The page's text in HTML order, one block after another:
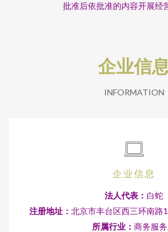
批准后依批准的内容开展经
企业信
INFORMATION
企业信息
法人代表： 白蛇
注册地址： 北京市丰台区西三环南路
所属行业： 商务服